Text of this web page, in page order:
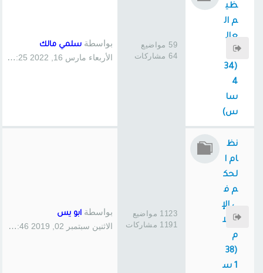
ظي
م ال
عال
مي
(34
4
سا
س)
59 مواضيع
64 مشاركات
بواسطة سلمي مالك
الأربعاء مارس 16, 2022 3:25 pm
نظ
ام ا
لحك
م ف
ي الإ
سلا
م
(38
1 س
1123 مواضيع
1191 مشاركات
بواسطة ابو يس
الاثنين سبتمبر 02, 2019 1:46 pm